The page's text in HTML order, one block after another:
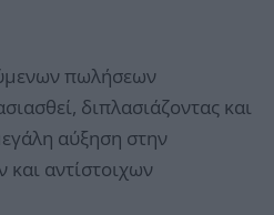
πωλήσεων
διπλασιάζοντας και
αύξηση στην
αντίστοιχων